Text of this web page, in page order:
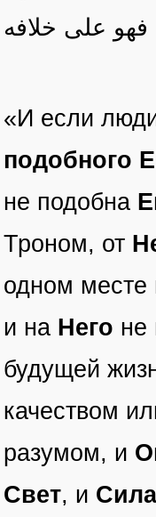
فهو على خلافه
«И если
подобного
не подобна
Троном, от
одном месте
и на Него не
будущей
качеством
разумом, и
Свет, и Сила